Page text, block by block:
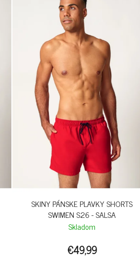
SKINY PÁNSKE PLAVKY SHORTS
SWIMEN S26 - SALSA
Skladom
€49,99